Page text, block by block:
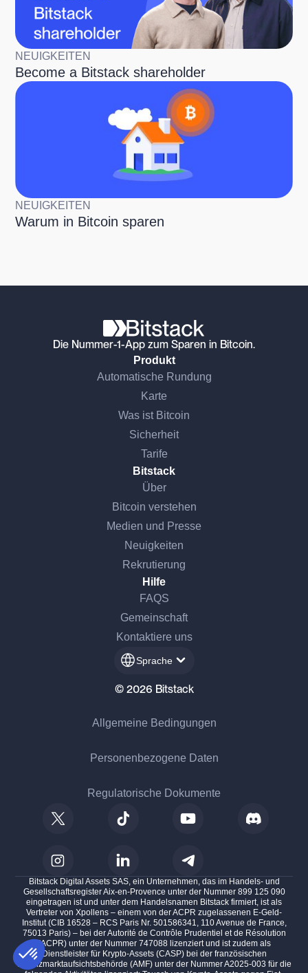
NEUIGKEITEN
Become a Bitstack shareholder
NEUIGKEITEN
Warum in Bitcoin sparen
Die Nummer-1-App zum Sparen in Bitcoin.
Produkt
Automatische Rundung
Karte
Was ist Bitcoin
Sicherheit
Tarife
Bitstack
Über
Bitcoin verstehen
Medien und Presse
Neuigkeiten
Rekrutierung
Hilfe
FAQS
Gemeinschaft
Kontaktiere uns
Sprache
© 2026 Bitstack
Allgemeine Bedingungen
Personenbezogene Daten
Regulatorische Dokumente
Bitstack Digital Assets SAS, ein Unternehmen, das im Handels- und
Gesellschaftsregister Aix-en-Provence unter der Nummer 899 125 090
eingetragen ist und unter dem Handelsnamen Bitstack firmiert, ist als
Vertreter von Xpollens – einem von der ACPR zugelassenen E-Geld-
Institut (CIB 16528 – RCS Paris Nr. 501586341, 110 Avenue de France,
75013 Paris) – bei der Autorité de Contrôle Prudentiel et de Résolution
(ACPR) unter der Nummer 747088 lizenziert und ist zudem als
Dienstleister für Krypto-Assets (CASP) bei der französischen
Finanzmarktaufsichtsbehörde (AMF) unter der Nummer A2025-003 für die